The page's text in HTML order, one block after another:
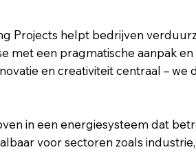
Projects helpt bedrijven
met een pragmatische aanpak
en creativiteit centraal –
in een energiesysteem dat
voor sectoren zoals